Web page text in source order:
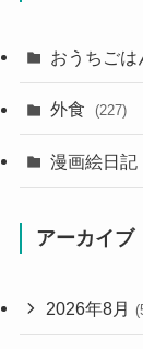
おうちごは
外食 (227)
漫画絵日記
アーカイブ
2026年8月